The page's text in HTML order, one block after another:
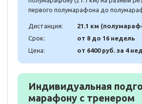
первого полумарафона до
Дистанция:
21.1 км
Срок:
от 8 до 16 недель
Цена:
от 6400 руб. за 4
Индивидуальная
марафону с тренером